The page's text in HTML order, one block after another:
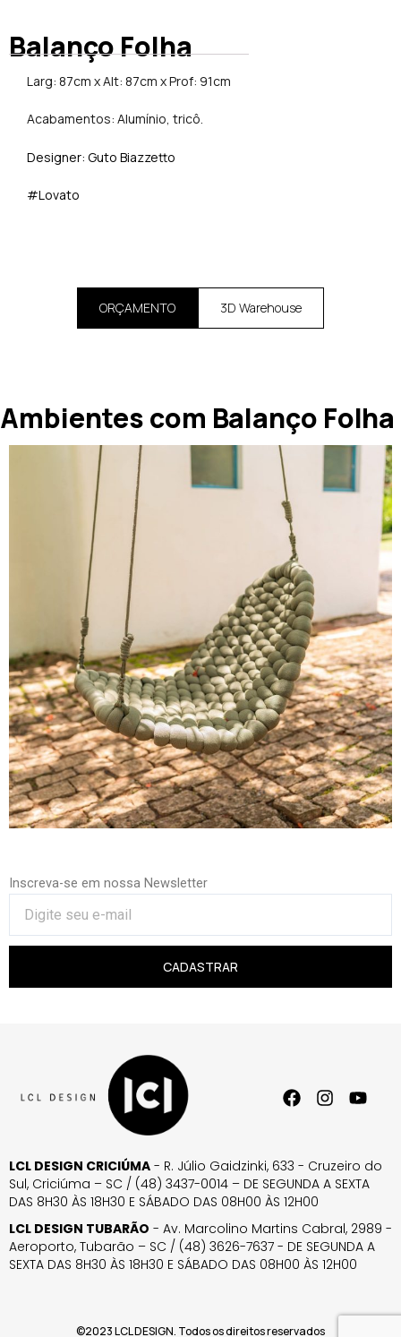
Balanço Folha
Larg: 87cm x Alt: 87cm x Prof: 91cm
Acabamentos: Alumínio, tricô.
Designer: Guto Biazzetto
#Lovato
ORÇAMENTO 3D Warehouse
Ambientes com Balanço Folha
Inscreva-se em nossa Newsletter
CADASTRAR
LCL DESIGN CRICIÚMA - R. Júlio Gaidzinki, 633 - Cruzeiro do
Sul, Criciúma – SC / (48) 3437-0014 – DE SEGUNDA A SEXTA
DAS 8H30 ÀS 18H30 E SÁBADO DAS 08H00 ÀS 12H00
LCL DESIGN TUBARÃO - Av. Marcolino Martins Cabral, 2989 -
Aeroporto, Tubarão – SC / (48) 3626-7637 - DE SEGUNDA A
SEXTA DAS 8H30 ÀS 18H30 E SÁBADO DAS 08H00 ÀS 12H00
©2023 LCL DESIGN. Todos os direitos reservados